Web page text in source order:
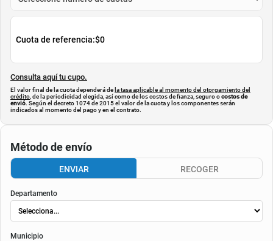
Cuota de referencia:$0
Consulta aquí tu cupo.
El valor final de la cuota dependerá de la tasa aplicable al momento del otorgamiento del
crédito , de la periodicidad elegida, así como de los costos de fianza, seguro ocostos de
envió. Según el decreto 1074 de 2015 el valor de la cuota y los componentes serán
indicados al momento del pago y en el contrato.
Método de envío
ENVIAR RECOGER
Departamento
Municipio